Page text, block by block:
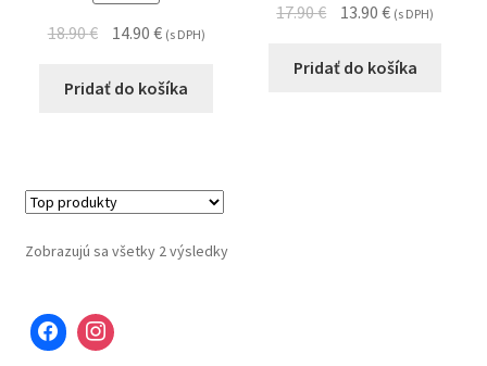
18.90€ 14.90 € (s DPH)
Pridať do košíka
17.90€ 13.90€ (s DPH)
Pridať do košíka
Zobrazujú sa všetky 2 výsledky